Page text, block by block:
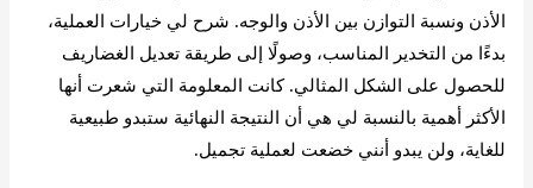
الأذن ونسبة التوازن بين الأذن والوجه. شرح لي خيارات العملية،
بدءًا من التخدير المناسب، وصولًا إلى طريقة تعديل الغضاريف
للحصول على الشكل المثالي. كانت المعلومة التي شعرت أنها
الأكثر أهمية بالنسبة لي هي أن النتيجة النهائية ستبدو طبيعية
للغاية، ولن يبدو أنني خضعت لعملية تجميل.